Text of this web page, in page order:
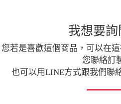
我想要
您若是喜歡這個商品，可以在
您聯絡訂
也可以用LINE方式跟我們聯